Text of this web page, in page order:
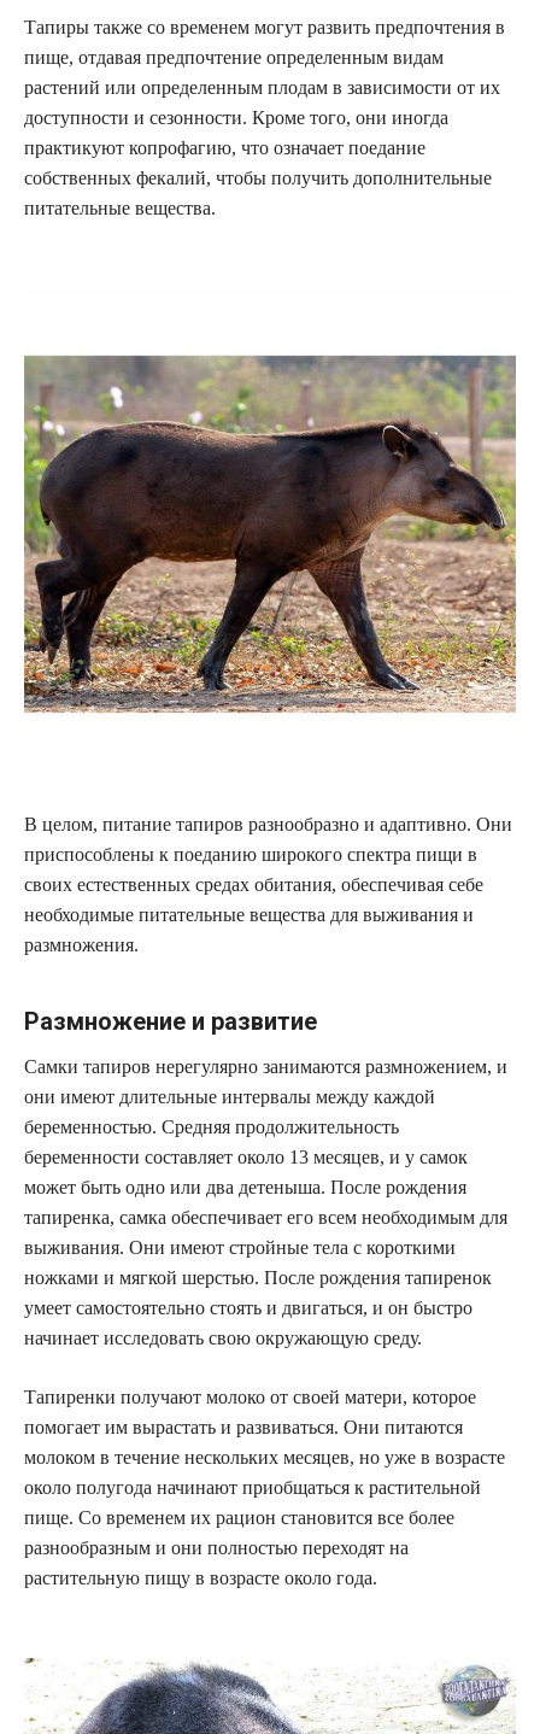
Тапиры также со временем могут развить предпочтения в
пище, отдавая предпочтение определенным видам
растений или определенным плодам в зависимости от их
доступности и сезонности. Кроме того, они иногда
практикуют копрофагию, что означает поедание
собственных фекалий, чтобы получить дополнительные
питательные вещества.
В целом, питание тапиров разнообразно и адаптивно. Они
приспособлены к поеданию широкого спектра пищи в
своих естественных средах обитания, обеспечивая себе
необходимые питательные вещества для выживания и
размножения.
Размножение и развитие
Самки тапиров нерегулярно занимаются размножением, и
они имеют длительные интервалы между каждой
беременностью. Средняя продолжительность
беременности составляет около 13 месяцев, и у самок
может быть одно или два детеныша. После рождения
тапиренка, самка обеспечивает его всем необходимым для
выживания. Они имеют стройные тела с короткими
ножками и мягкой шерстью. После рождения тапиренок
умеет самостоятельно стоять и двигаться, и он быстро
начинает исследовать свою окружающую среду.
Тапиренки получают молоко от своей матери, которое
помогает им вырастать и развиваться. Они питаются
молоком в течение нескольких месяцев, но уже в возрасте
около полугода начинают приобщаться к растительной
пище. Со временем их рацион становится все более
разнообразным и они полностью переходят на
растительную пищу в возрасте около года.